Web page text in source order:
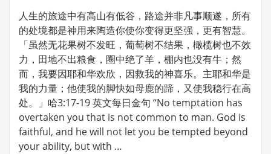
人生的旅途中有高山有低谷，路途并非凡事顺遂，所有
的处境都是神用来陶造你使你变得更坚强，更有智慧。
「虽然无花果树不发旺，葡萄树不结果，橄榄树也不效
力，田地不出粮食，圈中绝了羊，棚内也没有牛；然
而，我要因耶和华欢欣，因救我的神喜乐。主耶和华是
我的力量；他使我的脚快如母鹿的蹄，又使我稳行在高
处。」哈3:17-19 英文每日金句 “No temptation has
overtaken you that is not common to man. God is
faithful, and he will not let you be tempted beyond
your ability, but with …